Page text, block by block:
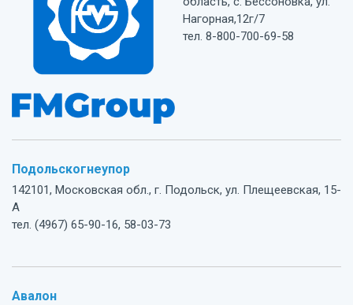
Нагорная,12г/7
тел. 8-800-700-69-58
Подольскогнеупор
142101, Московская обл., г. Подольск, ул. Плещеевская, 15-
А
тел. (4967) 65-90-16, 58-03-73
Авалон